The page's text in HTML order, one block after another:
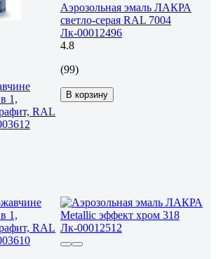
1,
RAL
Аэрозольная эмаль ЛАКРА
светло-серая RAL 7004
Лк-00012496
4.8
(99)
В корзину